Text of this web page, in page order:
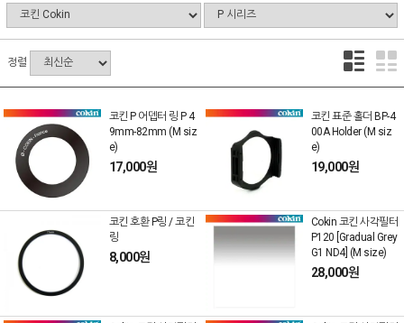
정렬
코킨 P 어뎁터 링 P 4
9mm-82mm (M siz
e)
17,000원
코킨 표준 홀더 BP-4
00A Holder (M siz
e)
19,000원
코킨 호환 P링 / 코킨
링
8,000원
Cokin 코킨 사각필터
P120 [Gradual Grey
G1 ND4] (M size)
28,000원